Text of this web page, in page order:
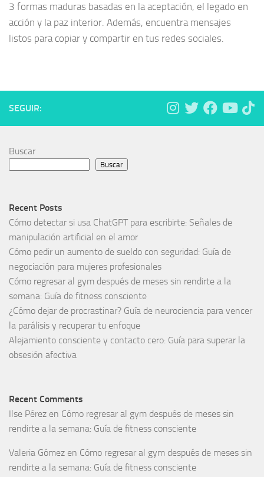
3 formas maduras basadas en la aceptación, el legado en
acción y la paz interior. Además, encuentra mensajes
listos para copiar y compartir en tus redes sociales.
SEGUIR:
Buscar
Buscar
Recent Posts
Cómo detectar si usa ChatGPT para escribirte: Señales de
manipulación artificial en el amor
Cómo pedir un aumento de sueldo con seguridad: Guía de
negociación para mujeres profesionales
Cómo regresar al gym después de meses sin rendirte a la
semana: Guía de fitness consciente
¿Cómo dejar de procrastinar? Guía de neurociencia para vencer
la parálisis y recuperar tu enfoque
Alejamiento consciente y contacto cero: Guía para superar la
obsesión afectiva
Recent Comments
Ilse Pérez en Cómo regresar al gym después de meses sin
rendirte a la semana: Guía de fitness consciente
Valeria Gómez en Cómo regresar al gym después de meses sin
rendirte a la semana: Guía de fitness consciente